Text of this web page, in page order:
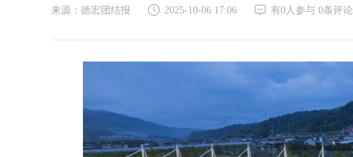
来源：德宏团结报 2025-10-06 17:06 有0人参与 0条评论